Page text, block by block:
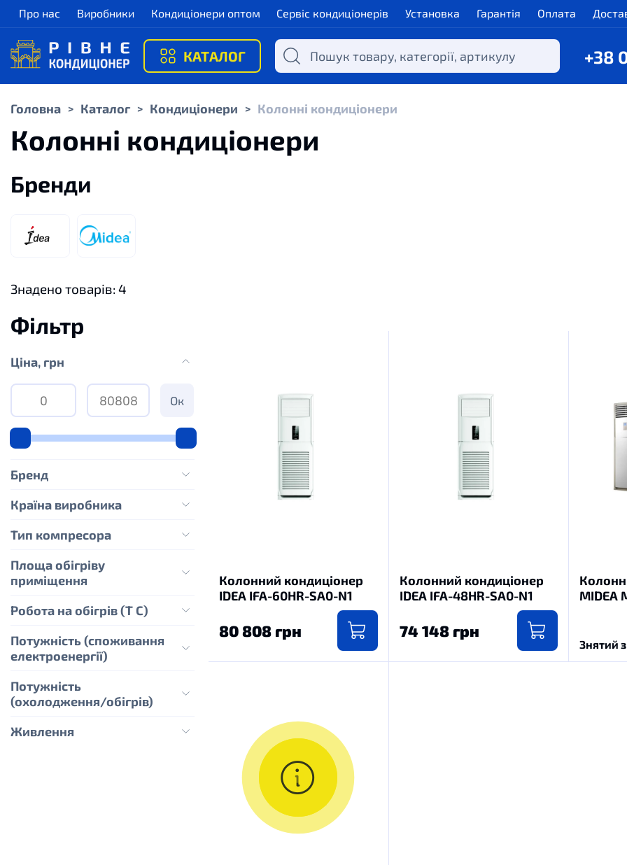
Про нас Виробники Кондиціонери оптом Сервіс кондиціонерів Установка Гарантія Оплата
КАТАЛОГ +38
Головна > Каталог > Кондиціонери > Колонні кондиціонери
Колонні кондиціонери
Бренди
Знадено товарів: 4
Фільтр
Цiна, грн
Ок
Бренд
Країна виробника
Тип компресора
Площа обігріву
приміщення
Робота на обігрів (Т С)
Потужність (споживання
електроенергії)
Потужність
(охолодження/обігрів)
Живлення
Колонний кондиціонер
IDEA IFA-60HR-SA0-N1
80 808 грн
Колонний кондиціонер
IDEA IFA-48HR-SA0-N1
74 148 грн
MIDEA
Знятий